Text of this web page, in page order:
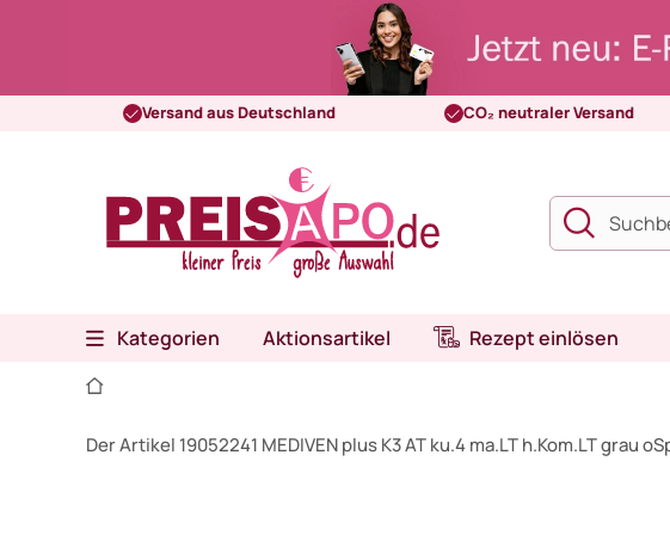
Versand aus Deutschland CO₂ neutraler Versand
Kategorien Aktionsartikel Rezept einlösen
Der Artikel 19052241 MEDIVEN plus K3 AT ku.4 ma.LT h.Kom.LT grau